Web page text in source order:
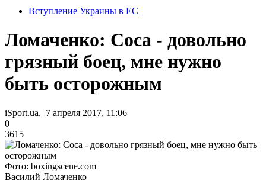
Вступление Украины в ЕС
Ломаченко: Соса - довольно
грязный боец, мне нужно
быть осторожным
iSport.ua, 7 апреля 2017, 11:06
0
3615
Фото: boxingscene.com
Василий Ломаченко